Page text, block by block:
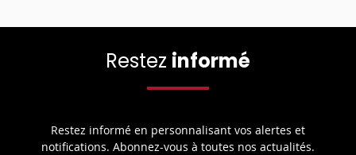
Restez informé
Restez informé en personnalisant vos alertes et
notifications. Abonnez-vous à toutes nos actualités.